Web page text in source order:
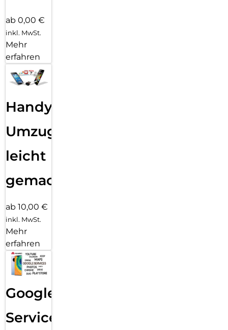
ab 0,00 €
inkl. MwSt.
Mehr
erfahren
Handy
Umzug
leicht
gemacht!
ab 10,00 €
inkl. MwSt.
Mehr
erfahren
Google
Services